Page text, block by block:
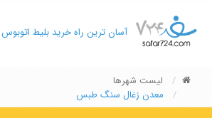
آسان ترین راه خرید بلیط اتوبوس
لیست شهرها
معدن زغال سنگ طبس